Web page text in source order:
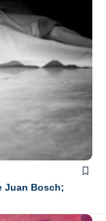
Juan Bosch;